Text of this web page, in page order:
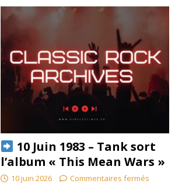
10 Juin 1983 – Tank sort
l’album « This Mean Wars »
10 juin 2026 Commentaires fermés